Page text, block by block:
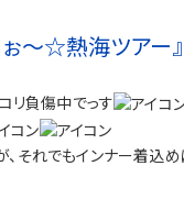
ぉ～☆熱海ツアー』
リ負傷中でっす
それでもインナー着込め